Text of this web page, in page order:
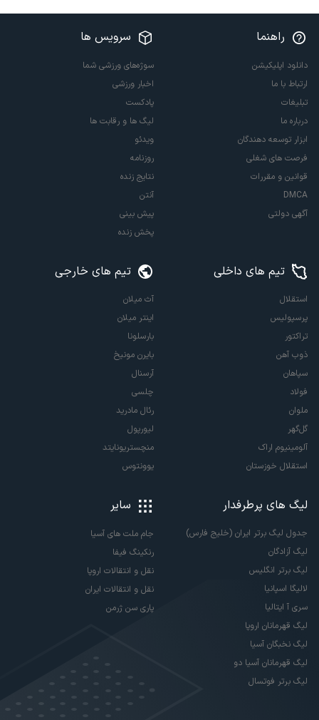
راهنما
دانلود اپلیکیشن
ارتباط با ما
تبلیغات
درباره ما
ابزار توسعه دهندگان
فرصت های شغلی
قوانین و مقررات
DMCA
آگهی دولتی
سرویس ها
سوژه‌های ورزشی شما
اخبار ورزشی
پادکست
لیگ ها و رقابت ها
ویدئو
روزنامه
نتایج زنده
آنتن
پیش بینی
پخش زنده
تیم های داخلی
استقلال
پرسپولیس
تراکتور
ذوب آهن
سپاهان
فولاد
ملوان
گل‌گهر
آلومینیوم اراک
استقلال خوزستان
تیم های خارجی
آث میلان
اینتر میلان
بارسلونا
بایرن مونیخ
آرسنال
چلسی
رئال مادرید
لیورپول
منچستریونایتد
یوونتوس
لیگ های پرطرفدار
جدول لیگ برتر ایران (خلیج فارس)
لیگ آزادگان
لیگ برتر انگلیس
لالیگا اسپانیا
سری آ ایتالیا
لیگ قهرمانان اروپا
لیگ نخبگان آسیا
لیگ قهرمانان آسیا دو
لیگ برتر فوتسال
سایر
جام ملت های آسیا
رنکینگ فیفا
نقل و انتقالات اروپا
نقل و انتقالات ایران
پاری سن ژرمن